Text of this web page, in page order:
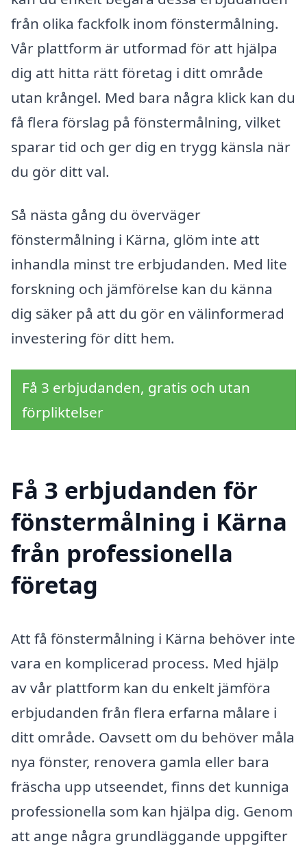
från olika fackfolk inom fönstermålning.
Vår plattform är utformad för att hjälpa
dig att hitta rätt företag i ditt område
utan krångel. Med bara några klick kan du
få flera förslag på fönstermålning, vilket
sparar tid och ger dig en trygg känsla när
du gör ditt val.
Så nästa gång du överväger
fönstermålning i Kärna, glöm inte att
inhandla minst tre erbjudanden. Med lite
forskning och jämförelse kan du känna
dig säker på att du gör en välinformerad
investering för ditt hem.
Få 3 erbjudanden, gratis och utan
förpliktelser
Få 3 erbjudanden för
fönstermålning i Kärna
från professionella
företag
Att få fönstermålning i Kärna behöver inte
vara en komplicerad process. Med hjälp
av vår plattform kan du enkelt jämföra
erbjudanden från flera erfarna målare i
ditt område. Oavsett om du behöver måla
nya fönster, renovera gamla eller bara
fräscha upp utseendet, finns det kunniga
professionella som kan hjälpa dig. Genom
att ange några grundläggande uppgifter